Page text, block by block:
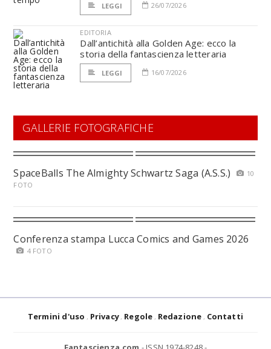
LEGGI 26/07/2026
EDITORIA
Dall’antichità alla Golden Age: ecco la
storia della fantascienza letteraria
LEGGI 16/07/2026
GALLERIE FOTOGRAFICHE
SpaceBalls The Almighty Schwartz Saga (A.S.S.)
10
FOTO
Conferenza stampa Lucca Comics and Games 2026
4 FOTO
Termini d'uso Privacy Regole Redazione Contatti